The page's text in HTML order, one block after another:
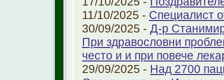
11/10/2025 - Специалист
30/09/2025 - Д-р
При здравословни
често и и при повече
29/09/2025 - Над 2700